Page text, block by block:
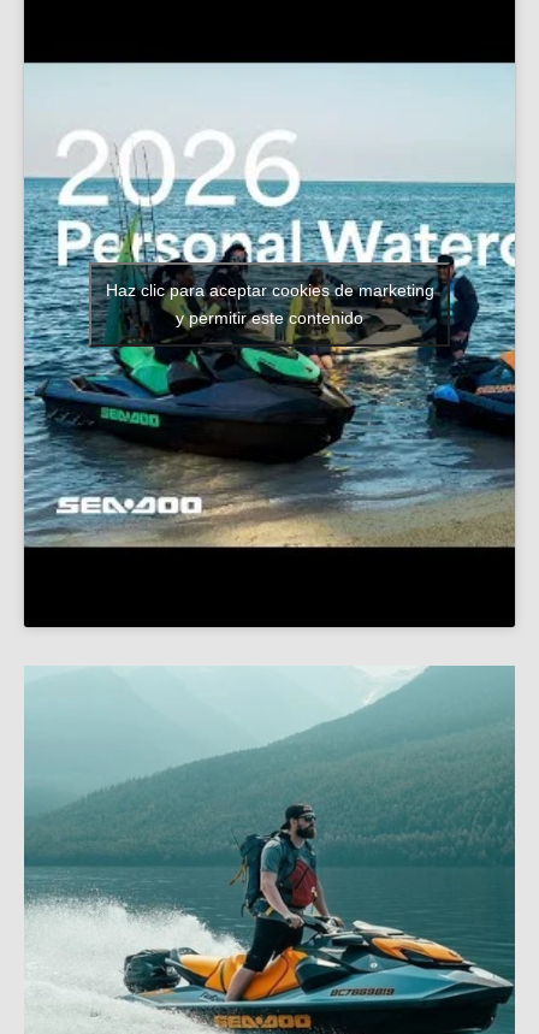
Haz clic para aceptar cookies de marketing
y permitir este contenido